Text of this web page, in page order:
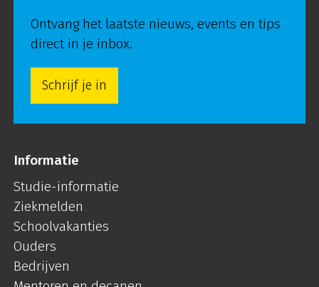
Ontvang het laatste nieuws, events en tips
direct in je inbox.
Schrijf je in
Informatie
Studie-informatie
Ziekmelden
Schoolvakanties
Ouders
Bedrijven